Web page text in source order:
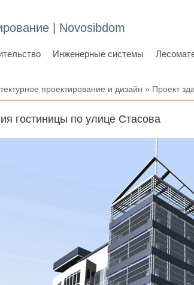
| Novosibdom
Инженерные системы
проектирование и дизайн » Проект
гостиницы по улице Стасова